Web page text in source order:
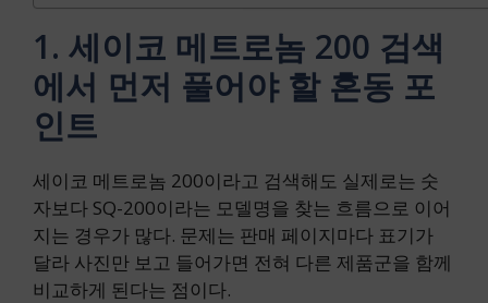
1. 세이코 메트로놈 200 검색
에서 먼저 풀어야 할 혼동 포
인트
세이코 메트로놈 200이라고 검색해도 실제로는 숫
자보다 SQ-200이라는 모델명을 찾는 흐름으로 이어
지는 경우가 많다. 문제는 판매 페이지마다 표기가
달라 사진만 보고 들어가면 전혀 다른 제품군을 함께
비교하게 된다는 점이다.